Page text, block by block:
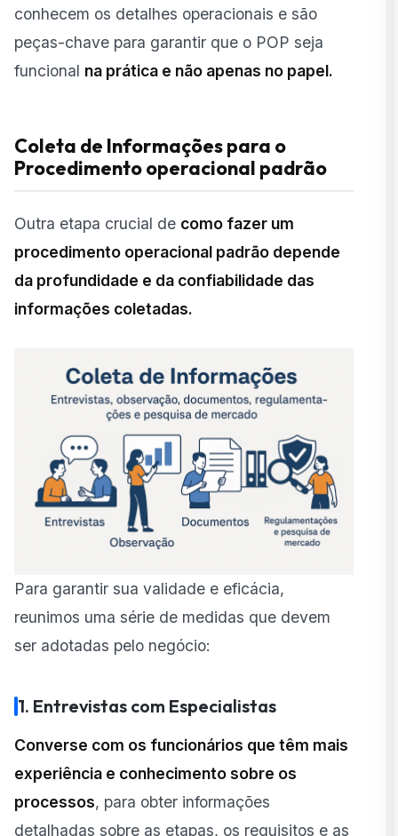
conhecem os detalhes operacionais e são
peças-chave para garantir que o POP seja
funcional na prática e não apenas no papel.
Coleta de Informações para o
Procedimento operacional padrão
Outra etapa crucial de como fazer um
procedimento operacional padrão depende
da profundidade e da confiabilidade das
informações coletadas.
Para garantir sua validade e eficácia,
reunimos uma série de medidas que devem
ser adotadas pelo negócio:
1. Entrevistas com Especialistas
Converse com os funcionários que têm mais
experiência e conhecimento sobre os
processos, para obter informações
detalhadas sobre as etapas, os requisitos e as